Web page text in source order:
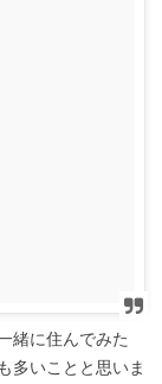
緒に住んでみた
多いことと思いま